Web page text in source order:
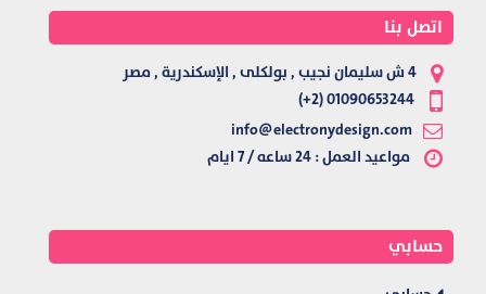
اتصل بنا
info@electronydesign.com
مواعيد العمل : 24 ساعه / 7 ايام
حسابي